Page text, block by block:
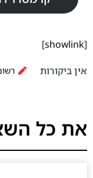
[showlink]
אין ביקורות
את כל